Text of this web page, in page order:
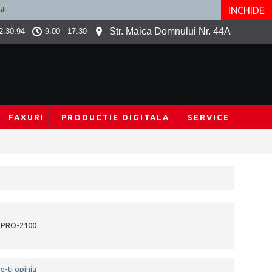
INCHIDE
9:00 - 17:30 Str. Maica Domnului Nr. 44A
FAXURI PRODUCTIE DIGITALA SERVICE
2100
ţi opinia